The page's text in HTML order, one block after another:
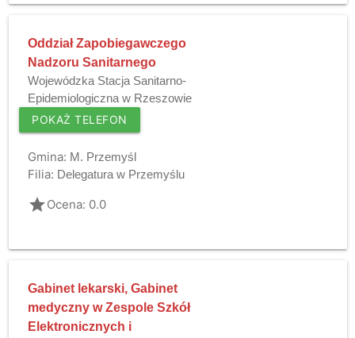
Oddział Zapobiegawczego
Nadzoru Sanitarnego
Wojewódzka Stacja Sanitarno-
Epidemiologiczna w Rzeszowie
POKAŻ TELEFON
Gmina: M. Przemyśl
Filia: Delegatura w Przemyślu
gradeOcena: 0.0
Gabinet lekarski, Gabinet
medyczny w Zespole Szkół
Elektronicznych i